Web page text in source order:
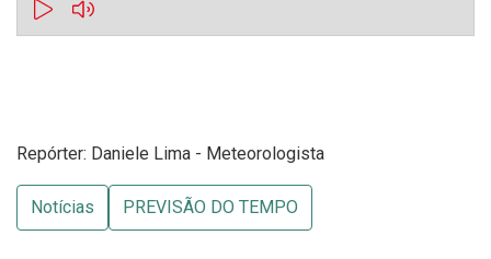
Repórter: Daniele Lima - Meteorologista
Notícias PREVISÃO DO TEMPO